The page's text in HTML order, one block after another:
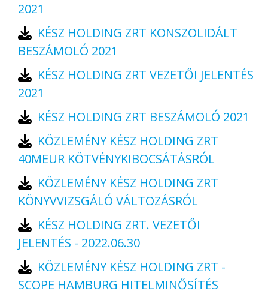
2021
KÉSZ HOLDING ZRT KONSZOLIDÁLT
BESZÁMOLÓ 2021
KÉSZ HOLDING ZRT VEZETŐI JELENTÉS
2021
KÉSZ HOLDING ZRT BESZÁMOLÓ 2021
KÖZLEMÉNY KÉSZ HOLDING ZRT
40MEUR KÖTVÉNYKIBOCSÁTÁSRÓL
KÖZLEMÉNY KÉSZ HOLDING ZRT
KÖNYVVIZSGÁLÓ VÁLTOZÁSRÓL
KÉSZ HOLDING ZRT. VEZETŐI
JELENTÉS - 2022.06.30
KÖZLEMÉNY KÉSZ HOLDING ZRT -
SCOPE HAMBURG HITELMINŐSÍTÉS